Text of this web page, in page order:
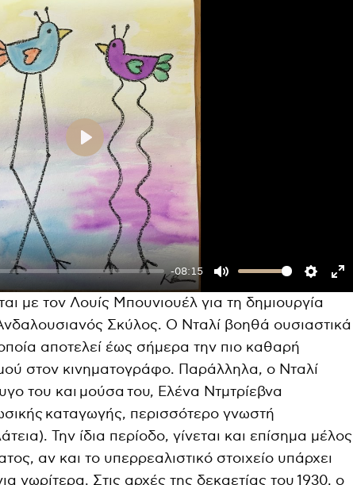
-08:15
M
t
e
S
t
g
s
E
u
l
P
a
y
με τον Λουίς Μπουνιουέλ για τη δημιουργία
Σκύλος. Ο Νταλί βοηθά ουσιαστικά
αποτελεί έως σήμερα την πιο καθαρή
στον κινηματογράφο. Παράλληλα, ο Νταλί
του και μούσα του, Ελένα Ντμτρίεβνα
καταγωγής, περισσότερο γνωστή
Την ίδια περίοδο, γίνεται και επίσημα μέλος
αν και το υπερρεαλιστικό στοιχείο υπάρχει
νωρίτερα. Στις αρχές της δεκαετίας του 1930, ο